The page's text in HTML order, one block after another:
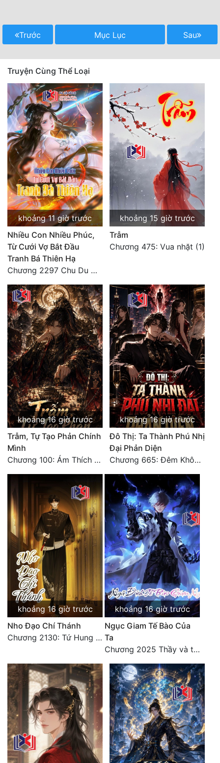
Trước Mục Lục Sau
Truyện Cùng Thể Loại
khoảng 11 giờ trước
Nhiều Con Nhiều Phúc,
Từ Cưới Vợ Bắt Đầu
Tranh Bá Thiên Hạ
Chương 2297 Chu Du Du mang thai
khoảng 15 giờ trước
Trẫm
Chương 475: Vua nhặt (1)
khoảng 16 giờ trước
Trẫm, Tự Tạo Phản Chính
Mình
Chương 100: Ám Thích Trên Vân Sơn
khoảng 16 giờ trước
Đô Thị: Ta Thành Phú Nhị
Đại Phản Diện
Chương 665: Đêm Không Dấu Vết
khoảng 16 giờ trước
Nho Đạo Chí Thánh
Chương 2130: Tứ Hung Cổ Yêu
khoảng 16 giờ trước
Ngục Giam Tế Bào Của
Ta
Chương 2025 Thầy và trò